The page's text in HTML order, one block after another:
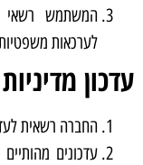
המשתמש רשאי
לערכאות
עדכון
החברה רשאית
עדכונים